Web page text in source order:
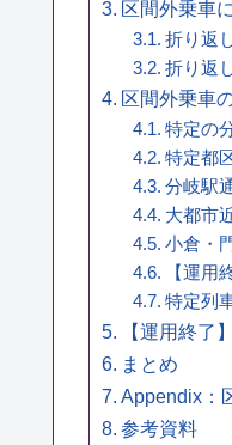
区間外乗車
折り返
折り返
区間外乗車
特定の
特定都
分岐駅
大都市
小倉・
【運用
特定列
【運用終了
まとめ
Appendix：
参考資料